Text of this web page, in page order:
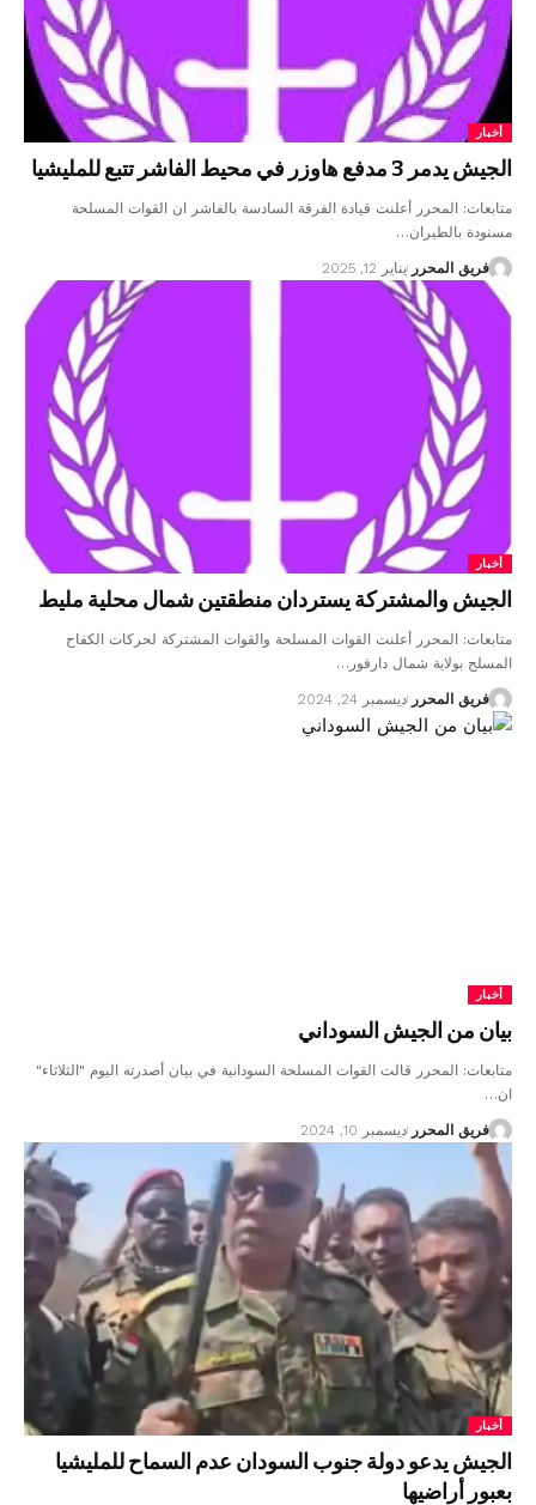
أخبار
الجيش يدمر 3 مدفع هاوزر في محيط الفاشر تتبع للمليشيا
متابعات: المحرر أعلنت قيادة الفرقة السادسة بالفاشر ان القوات المسلحة
مسنودة بالطيران…
فريق المحرر يناير 12, 2025
أخبار
الجيش والمشتركة يستردان منطقتين شمال محلية مليط
متابعات: المحرر أعلنت القوات المسلحة والقوات المشتركة لحركات الكفاح
المسلح بولاية شمال دارفور…
فريق المحرر ديسمبر 24, 2024
أخبار
بيان من الجيش السوداني
متابعات: المحرر قالت القوات المسلحة السودانية في بيان أصدرته اليوم "الثلاثاء"
ان…
فريق المحرر ديسمبر 10, 2024
أخبار
الجيش يدعو دولة جنوب السودان عدم السماح للمليشيا
بعبور أراضيها